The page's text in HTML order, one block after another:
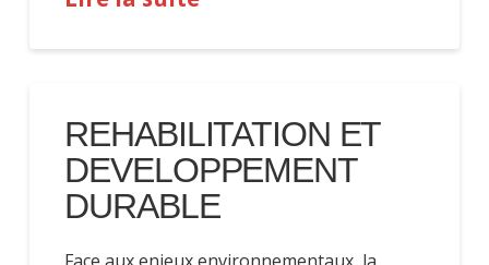
REHABILITATION ET
DEVELOPPEMENT
DURABLE